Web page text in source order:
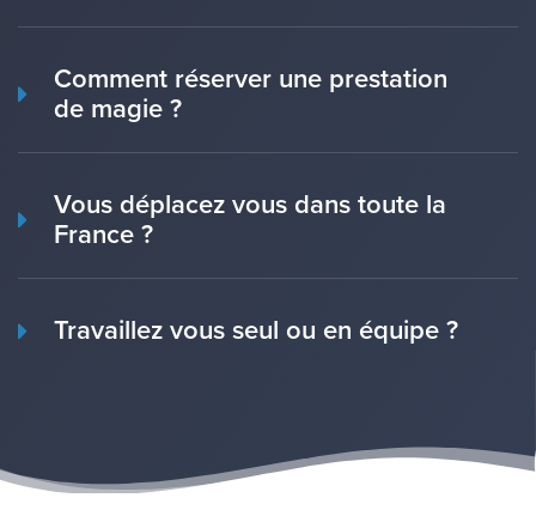
Comment réserver une prestation
de magie ?
Vous déplacez vous dans toute la
France ?
Travaillez vous seul ou en équipe ?